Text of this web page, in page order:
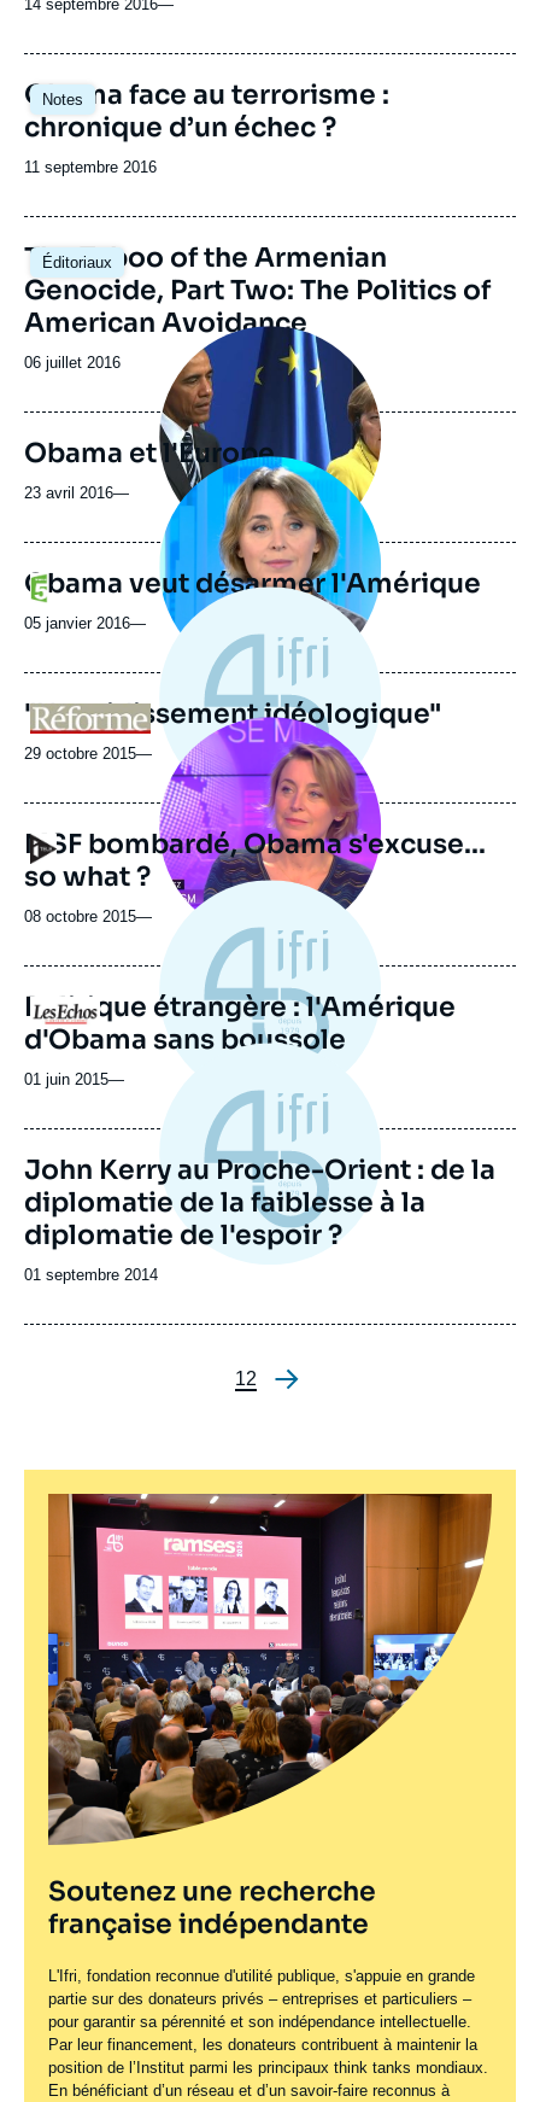
14 septembre 2016—
Notes
Image
principale
Obama face au terrorisme :
chronique d’un échec ?
Date
publication
11 septembre 2016
Éditoriaux
The Taboo of the Armenian
Genocide, Part Two: The Politics of
American Avoidance
Date
publication
06 juillet 2016
Image
principale
médiatique
Obama et l'Europe
23 avril 2016—
Logo
Image
principale
médiatique
Obama veut désarmer l'Amérique
05 janvier 2016—
Logo
"Un raidissement idéologique"
29 octobre 2015—
Logo
Image
principale
médiatique
MSF bombardé, Obama s'excuse...
so what ?
08 octobre 2015—
Logo
Politique étrangère : l'Amérique
d'Obama sans boussole
01 juin 2015—
John Kerry au Proche-Orient : de la
diplomatie de la faiblesse à la
diplomatie de l'espoir ?
Date
publication
01 septembre 2014
Pagination
Page
1Page
2
Soutenez une recherche
française indépendante
L'Ifri, fondation reconnue d'utilité publique, s'appuie en grande
partie sur des donateurs privés – entreprises et particuliers –
pour garantir sa pérennité et son indépendance intellectuelle.
Par leur financement, les donateurs contribuent à maintenir la
position de l’Institut parmi les principaux think tanks mondiaux.
En bénéficiant d’un réseau et d’un savoir-faire reconnus à